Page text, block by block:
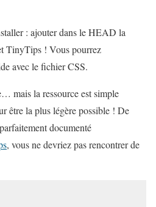
: ajouter dans le HEAD la
TinyTips ! Vous pourrez
avec le fichier CSS.
mais la ressource est simple
être la plus légère possible ! De
documenté
, vous ne devriez pas rencontrer de